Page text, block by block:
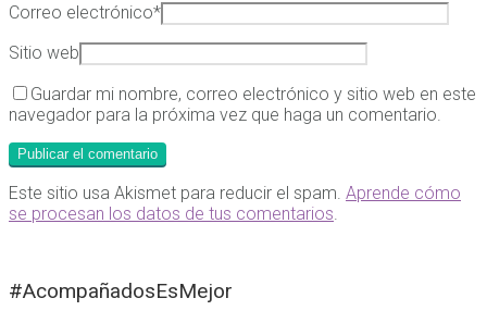
Correo electrónico*
Sitio web
Guardar mi nombre, correo electrónico y sitio web en este
navegador para la próxima vez que haga un comentario.
Este sitio usa Akismet para reducir el spam. Aprende cómo
se procesan los datos de tus comentarios
#AcompañadosEsMejor